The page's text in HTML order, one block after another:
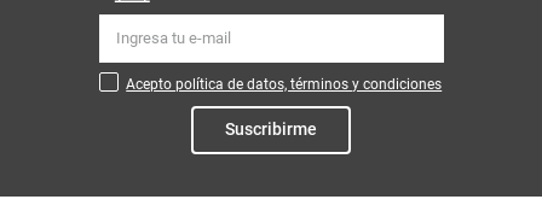
Acepto política de datos, términos y condiciones
Suscribirme